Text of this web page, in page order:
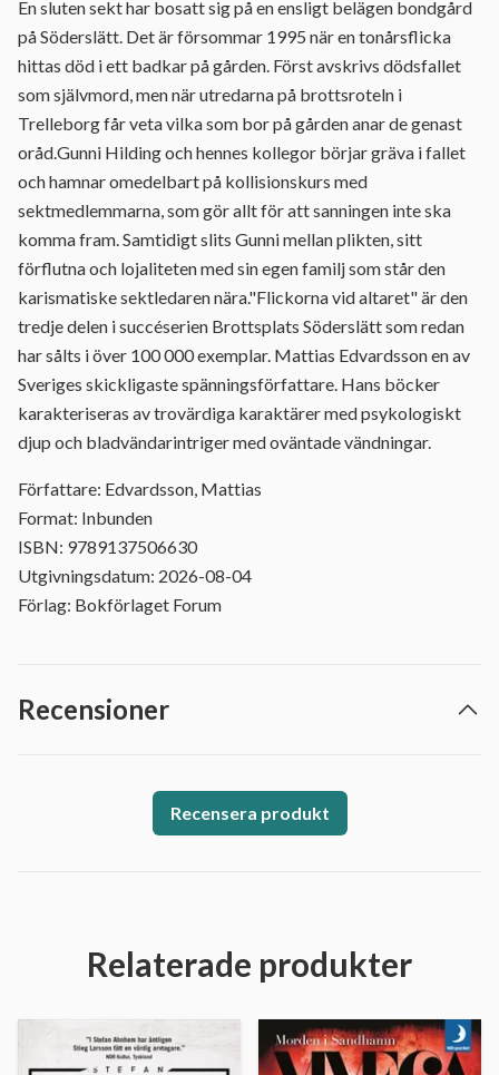
En sluten sekt har bosatt sig på en ensligt belägen bondgård
på Söderslätt. Det är försommar 1995 när en tonårsflicka
hittas död i ett badkar på gården. Först avskrivs dödsfallet
som självmord, men när utredarna på brottsroteln i
Trelleborg får veta vilka som bor på gården anar de genast
oråd.Gunni Hilding och hennes kollegor börjar gräva i fallet
och hamnar omedelbart på kollisionskurs med
sektmedlemmarna, som gör allt för att sanningen inte ska
komma fram. Samtidigt slits Gunni mellan plikten, sitt
förflutna och lojaliteten med sin egen familj som står den
karismatiske sektledaren nära."Flickorna vid altaret" är den
tredje delen i succéserien Brottsplats Söderslätt som redan
har sålts i över 100 000 exemplar. Mattias Edvardsson en av
Sveriges skickligaste spänningsförfattare. Hans böcker
karakteriseras av trovärdiga karaktärer med psykologiskt
djup och bladvändarintriger med oväntade vändningar.
Författare: Edvardsson, Mattias
Format: Inbunden
ISBN: 9789137506630
Utgivningsdatum: 2026-08-04
Förlag: Bokförlaget Forum
Recensioner
Recensera produkt
Relaterade produkter